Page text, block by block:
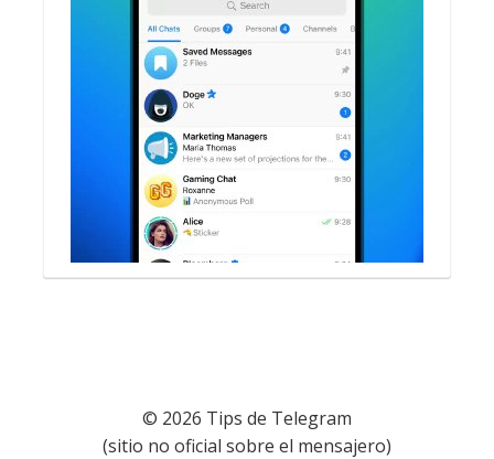
© 2026 Tips de Telegram
(sitio no oficial sobre el mensajero)